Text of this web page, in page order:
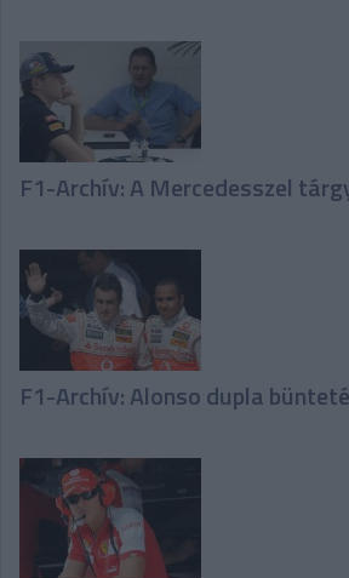
F1-Archív: A Mercedesszel
F1-Archív: Alonso dupla